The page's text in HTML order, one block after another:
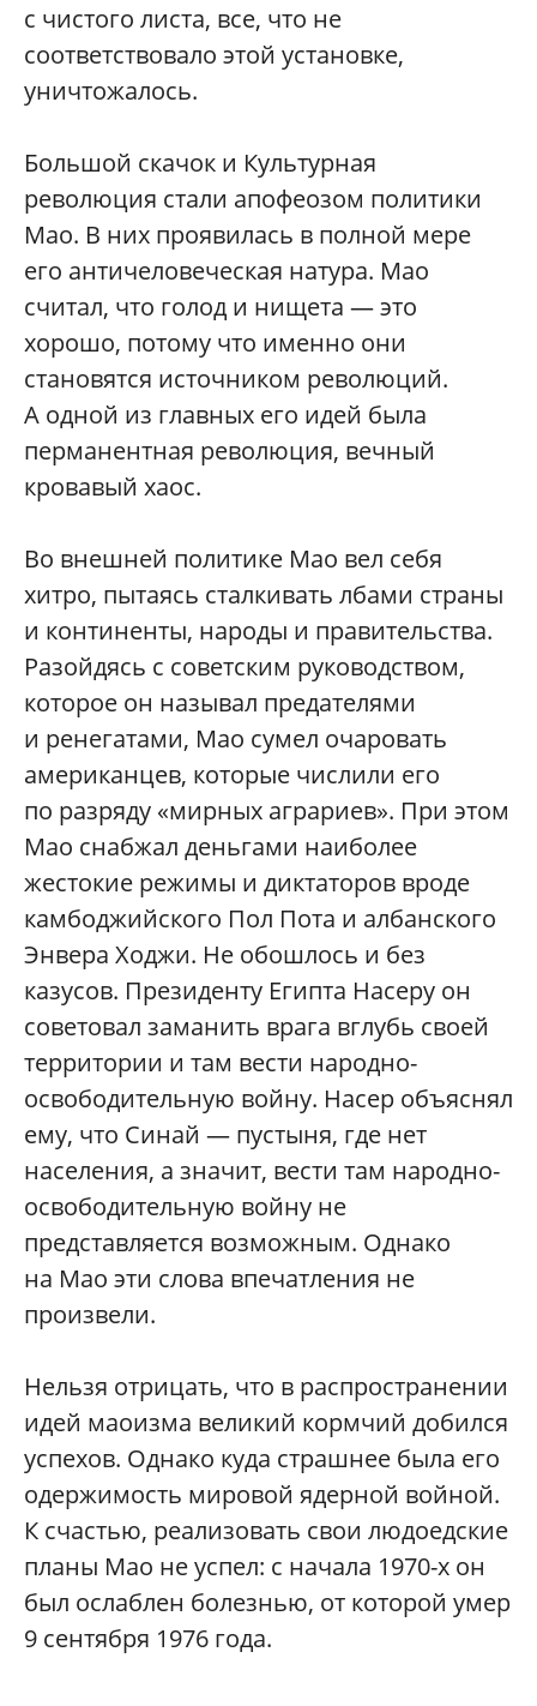
с чистого листа, все, что не
соответствовало этой установке,
уничтожалось.
Большой скачок и Культурная
революция стали апофеозом политики
Мао. В них проявилась в полной мере
его античеловеческая натура. Мао
считал, что голод и нищета — это
хорошо, потому что именно они
становятся источником революций.
А одной из главных его идей была
перманентная революция, вечный
кровавый хаос.
Во внешней политике Мао вел себя
хитро, пытаясь сталкивать лбами страны
и континенты, народы и правительства.
Разойдясь с советским руководством,
которое он называл предателями
и ренегатами, Мао сумел очаровать
американцев, которые числили его
по разряду «мирных аграриев». При этом
Мао снабжал деньгами наиболее
жестокие режимы и диктаторов вроде
камбоджийского Пол Пота и албанского
Энвера Ходжи. Не обошлось и без
казусов. Президенту Египта Насеру он
советовал заманить врага вглубь своей
территории и там вести народно-
освободительную войну. Насер объяснял
ему, что Синай — пустыня, где нет
населения, а значит, вести там народно-
освободительную войну не
представляется возможным. Однако
на Мао эти слова впечатления не
произвели.
Нельзя отрицать, что в распространении
идей маоизма великий кормчий добился
успехов. Однако куда страшнее была его
одержимость мировой ядерной войной.
К счастью, реализовать свои людоедские
планы Мао не успел: с начала 1970-х он
был ослаблен болезнью, от которой умер
9 сентября 1976 года.